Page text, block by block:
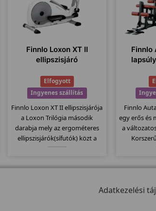
Finnlo Loxon XT II
ellipszisjáró
Elfogyott
Ingyenes szállítás
Finnlo Loxon XT II ellipszisjárója
a Loxon Trilógia második
darabja mely az ergométeres
ellipszisjárók(sífutók) közt a
fokozattal és 25-400 wattig való
Finnlo
Finnlo
egy erős és
a
Adatkezelési